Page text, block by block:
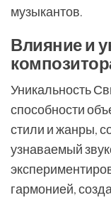
музыкантов.
Влияние и
Уникальность
способности
стили и жанры,
узнаваемый
гармонией,